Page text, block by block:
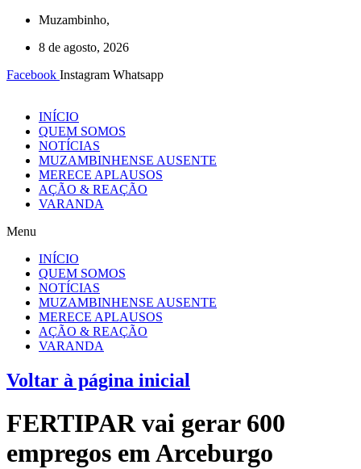
Muzambinho,
8 de agosto, 2026
Facebook Instagram Whatsapp
INÍCIO
QUEM SOMOS
NOTÍCIAS
MUZAMBINHENSE AUSENTE
MERECE APLAUSOS
AÇÃO & REAÇÃO
VARANDA
Menu
INÍCIO
QUEM SOMOS
NOTÍCIAS
MUZAMBINHENSE AUSENTE
MERECE APLAUSOS
AÇÃO & REAÇÃO
VARANDA
Voltar à página inicial
FERTIPAR vai gerar 600
empregos em Arceburgo